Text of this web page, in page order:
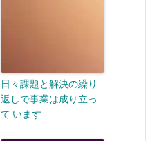
日々課題と解決の繰り
返しで事業は成り立っ
て います